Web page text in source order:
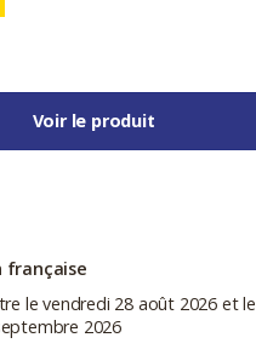
Voir le produit
française
le vendredi 28 août 2026 et le
2026